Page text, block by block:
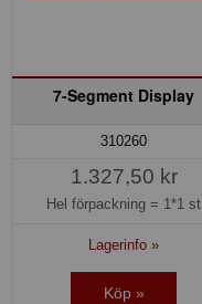
7-Segment Display
310260
1.327,50 kr
Hel förpackning = 1*1 st
Lagerinfo »
Köp »